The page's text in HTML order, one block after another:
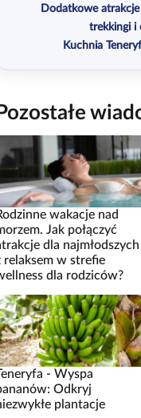
Dodatkowe atrakcje
trekkingi i
Kuchnia
wakacje nad
Jak połączyć
dla najmłodszych
relaksem w strefie
dla rodziców?
- Wyspa
Odkryj
plantacje